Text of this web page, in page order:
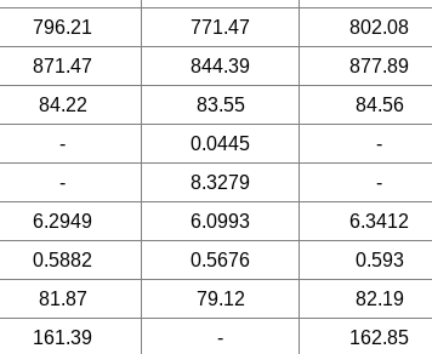
796.21 771.47 802.08
871.47 844.39 877.89
84.22 83.55 84.56
- 0.0445 -
- 8.3279 -
6.2949 6.0993 6.3412
0.5882 0.5676 0.593
81.87 79.12 82.19
161.39 - 162.85